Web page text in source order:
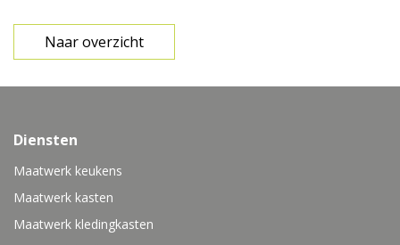
Naar overzicht
Diensten
Maatwerk keukens
Maatwerk kasten
Maatwerk kledingkasten